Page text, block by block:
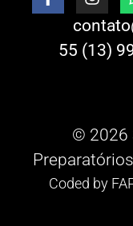
55 (13)
© 2026
Coded by